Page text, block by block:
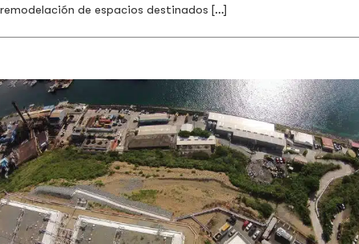
remodelación de espacios destinados […]